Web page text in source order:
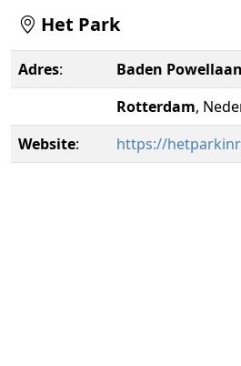
Het Park
Adres: Baden Powellaan
Rotterdam,
Website: https://